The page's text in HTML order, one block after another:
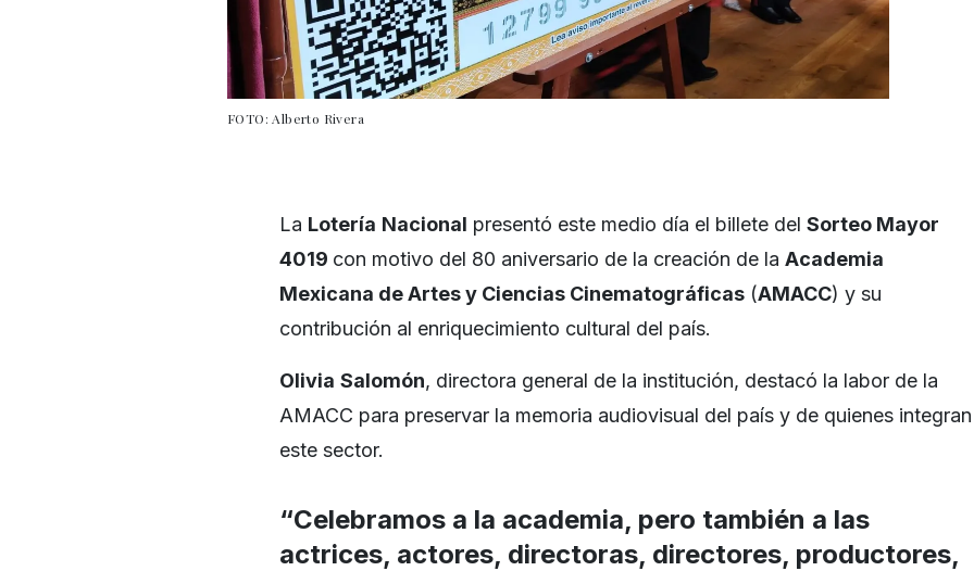
FOTO: Alberto Rivera
La Lotería Nacional presentó este medio día el billete del Sorteo Mayor
4019 con motivo del 80 aniversario de la creación de la Academia
Mexicana de Artes y Ciencias Cinematográficas (AMACC) y su
contribución al enriquecimiento cultural del país.
Olivia Salomón, directora general de la institución, destacó la labor de la
AMACC para preservar la memoria audiovisual del país y de quienes integran
este sector.
“Celebramos a la academia, pero también a las
actrices, actores, directoras, directores, productores,